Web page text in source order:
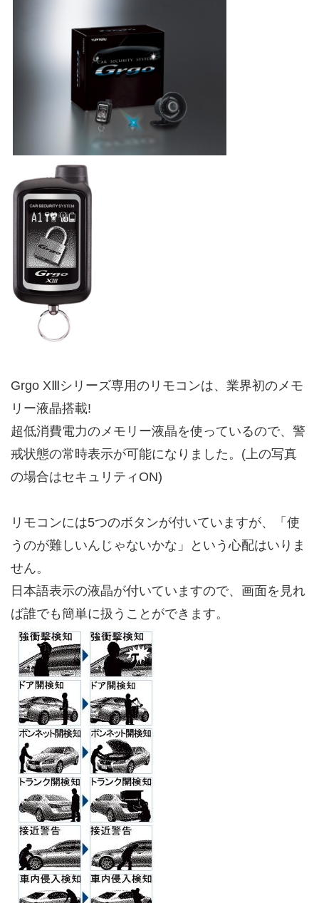
Grgo XⅢシリーズ専用のリモコンは、業界初のメモ
リー液晶搭載!
超低消費電力のメモリー液晶を使っているので、警
戒状態の常時表示が可能になりました。(上の写真
の場合はセキュリティON)
リモコンには5つのボタンが付いていますが、「使
うのが難しいんじゃないかな」という心配はいりま
せん。
日本語表示の液晶が付いていますので、画面を見れ
ば誰でも簡単に扱うことができます。